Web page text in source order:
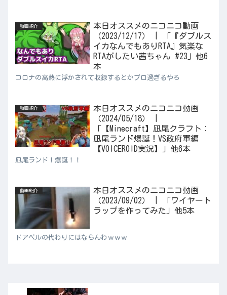
動画紹介
本日オススメのニコニコ動画
（2023/12/17） | 「『ダブルス
イカなんでもありRTA』気楽な
RTAがしたい茜ちゃん #23」他6
本
コロナの高熱に浮かされて収録するとかプロ過ぎるやろ
動画紹介
本日オススメのニコニコ動画
（2024/05/18） |
「【Minecraft】凪尾クラフト：
凪尾ランド爆誕！VS政府軍編
【VOICEROID実況】」他6本
凪尾ランド！爆誕！！
動画紹介
本日オススメのニコニコ動画
（2023/09/02） | 「ワイヤート
ラップを作ってみた」他5本
ドアベルの代わりにはならんわｗｗｗ